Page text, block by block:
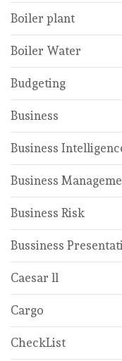
Boiler plant
Boiler Water
Budgeting
Business
Business
Business
Business Risk
Bussiness
Caesar ll
Cargo
CheckList